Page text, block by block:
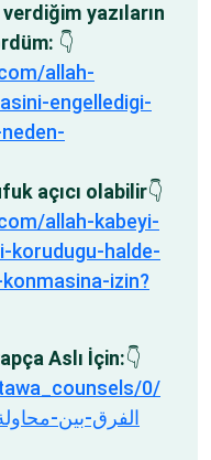
yazıların
👇
allah-
engelledigi-
açıcı olabilir👇
allah-kabeyi-
korudugu-halde-
izin?
Aslı İçin:👇
0/